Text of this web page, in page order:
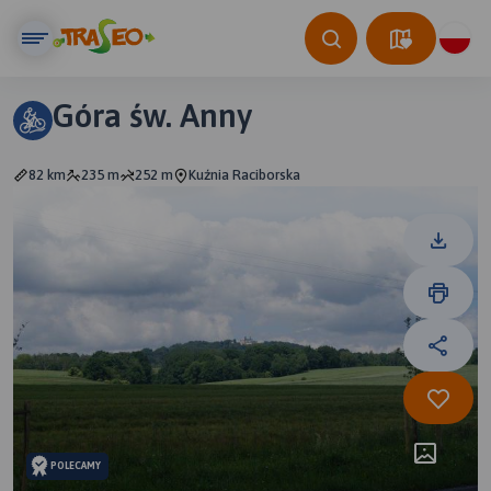
Góra św. Anny
82 km 235 m 252 m Kuźnia Raciborska
POLECAMY